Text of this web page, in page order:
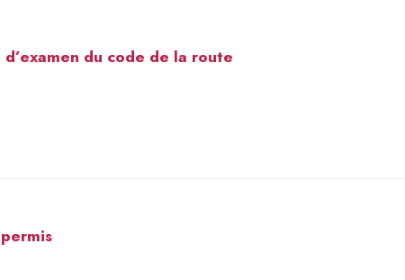
du code de la route